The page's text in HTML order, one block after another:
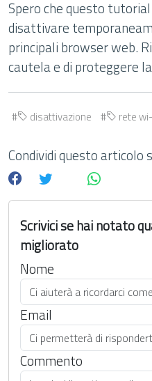
Spero che questo
disattivare
principali browser web.
cautela e di proteggere
disattivazione rete
Condividi questo articolo
Scrivici se hai notato
migliorato
Nome
Email
Commento